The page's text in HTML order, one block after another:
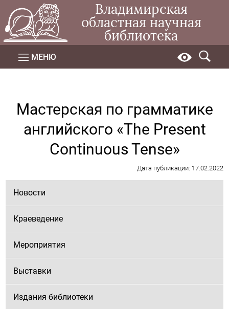
Владимирская
областная научная
библиотека
МЕНЮ
Мастерская по грамматике
английского «The Present
Continuous Tense»
Дата публикации: 17.02.2022
Новости
Краеведение
Мероприятия
Выставки
Издания библиотеки